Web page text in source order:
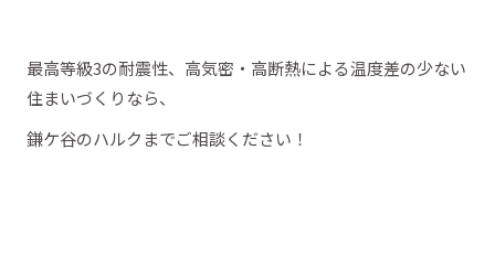
最高等級3の耐震性、高気密・高断熱による温度差の少ない
住まいづくりなら、
鎌ケ谷のハルクまでご相談ください！